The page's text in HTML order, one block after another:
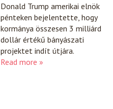
Donald Trump amerikai elnök
pénteken bejelentette, hogy
kormánya összesen 3 milliárd
dollár értékű bányászati
projektet indít útjára.
Read more »